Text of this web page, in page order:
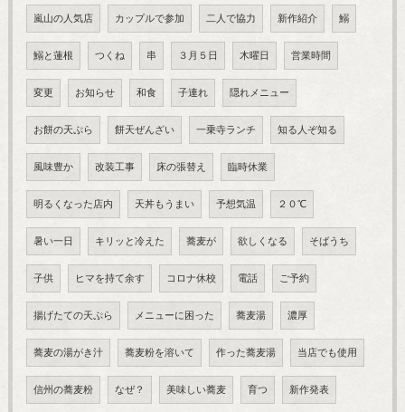
嵐山の人気店 カップルで参加 二人で協力 新作紹介 鰯
鰯と蓮根 つくね 串 ３月５日 木曜日 営業時間
変更 お知らせ 和食 子連れ 隠れメニュー
お餅の天ぷら 餅天ぜんざい 一乗寺ランチ 知る人ぞ知る
風味豊か 改装工事 床の張替え 臨時休業
明るくなった店内 天丼もうまい 予想気温 ２０℃
暑い一日 キリッと冷えた 蕎麦が 欲しくなる そばうち
子供 ヒマを持て余す コロナ休校 電話 ご予約
揚げたての天ぷら メニューに困った 蕎麦湯 濃厚
蕎麦の湯がき汁 蕎麦粉を溶いて 作った蕎麦湯 当店でも使用
信州の蕎麦粉 なぜ？ 美味しい蕎麦 育つ 新作発表